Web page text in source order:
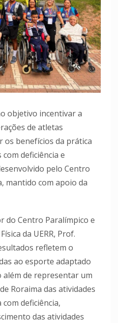
objetivo incentivar a
de atletas
os benefícios da prática
deficiência e
pelo Centro
mantido com apoio da
do Centro Paralímpico e
da UERR, Prof.
refletem o
ao esporte adaptado
além de representar um
Roraima das atividades
deficiência,
das atividades